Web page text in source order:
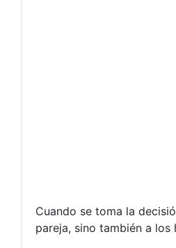
Cuando se toma la
pareja, sino también a los